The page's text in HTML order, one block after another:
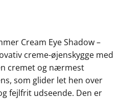
Cream Eye Shadow –
creme-øjenskygge med
cremet og nærmest
som glider let hen over
fejlfrit udseende. Den er